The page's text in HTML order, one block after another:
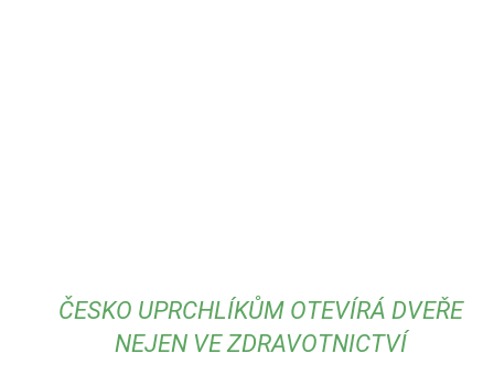
ČESKO UPRCHLÍKŮM OTEVÍRÁ DVEŘE
NEJEN VE ZDRAVOTNICTVÍ